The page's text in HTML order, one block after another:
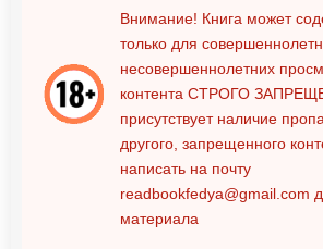
Внимание! Книга может
только для
несовершеннолетних
контента СТРОГО
присутствует наличие
другого, запрещенного
написать на почту
readbookfedya@gmail.com
материала